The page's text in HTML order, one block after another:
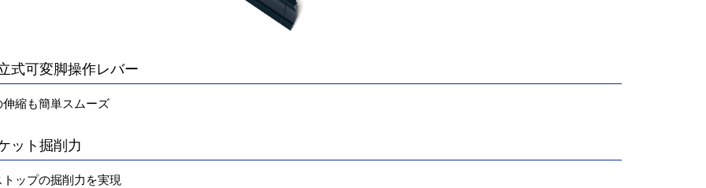
式可変脚操作レバー
伸縮も簡単スムーズ
ット掘削力
トップの掘削力を実現